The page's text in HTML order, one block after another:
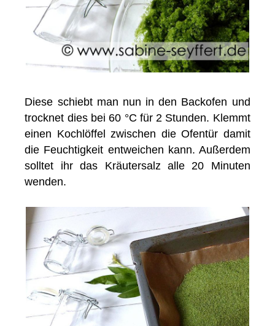
Diese schiebt man nun in den Backofen und
trocknet dies bei 60 °C für 2 Stunden. Klemmt
einen Kochlöffel zwischen die Ofentür damit
die Feuchtigkeit entweichen kann. Außerdem
solltet ihr das Kräutersalz alle 20 Minuten
wenden.